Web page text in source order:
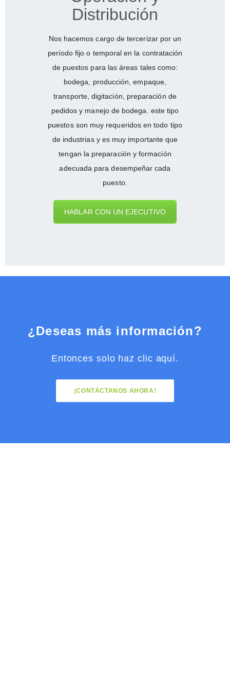
Distribución
Nos hacemos cargo de tercerizar por un
período fijo o temporal en la contratación
de puestos para las áreas tales como:
bodega, producción, empaque,
transporte, digitación, preparación de
pedidos y manejo de bodega. este tipo
puestos son muy requeridos en todo tipo
de industrias y es muy importante que
tengan la preparación y formación
adecuada para desempeñar cada
puesto.
HABLAR CON UN EJECUTIVO
¿Deseas más información?
Entonces solo haz clic aquí.
¡CONTÁCTANOS AHORA!